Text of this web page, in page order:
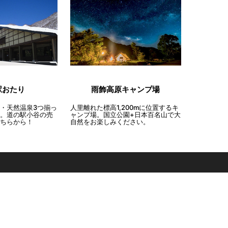
たり
天然温泉3つ揃っ
道の駅小谷の売
らから！
雨飾高原キャンプ場
人里離れた標高1,200mに位置するキ
ャンプ場。国立公園+日本百名山で大
自然をお楽しみください。